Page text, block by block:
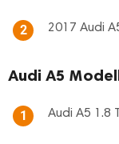
2 2017 Audi
Audi A5
1 Audi A5 1.8